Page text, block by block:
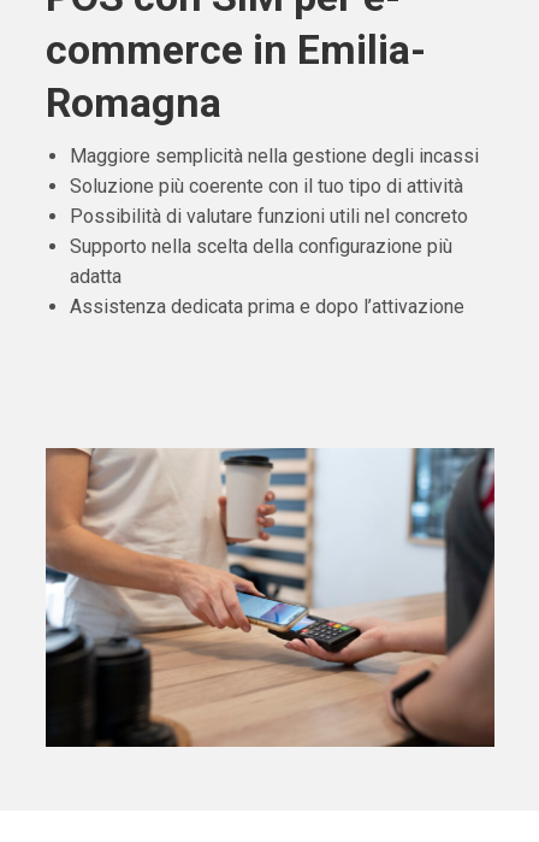
commerce in Emilia-
Romagna
Maggiore semplicità nella gestione degli incassi
Soluzione più coerente con il tuo tipo di attività
Possibilità di valutare funzioni utili nel concreto
Supporto nella scelta della configurazione più
adatta
Assistenza dedicata prima e dopo l’attivazione